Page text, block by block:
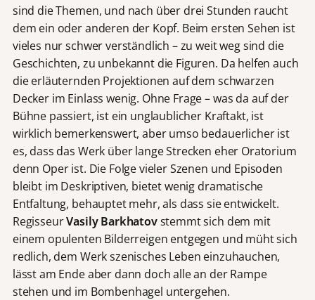
sind die Themen, und nach über drei Stunden raucht
dem ein oder anderen der Kopf. Beim ersten Sehen ist
vieles nur schwer verständlich – zu weit weg sind die
Geschichten, zu unbekannt die Figuren. Da helfen auch
die erläuternden Projektionen auf dem schwarzen
Decker im Einlass wenig. Ohne Frage – was da auf der
Bühne passiert, ist ein unglaublicher Kraftakt, ist
wirklich bemerkenswert, aber umso bedauerlicher ist
es, dass das Werk über lange Strecken eher Oratorium
denn Oper ist. Die Folge vieler Szenen und Episoden
bleibt im Deskriptiven, bietet wenig dramatische
Entfaltung, behauptet mehr, als dass sie entwickelt.
RegisseurVasily Barkhatovstemmt sich dem mit
einem opulenten Bilderreigen entgegen und müht sich
redlich, dem Werk szenisches Leben einzuhauchen,
lässt am Ende aber dann doch alle an der Rampe
stehen und im Bombenhagel untergehen.